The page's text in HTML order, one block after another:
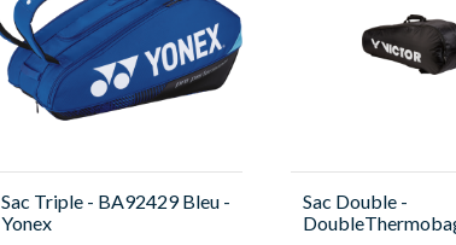
Sac Triple - BA92429 Bleu -
Yonex
Sac Double -